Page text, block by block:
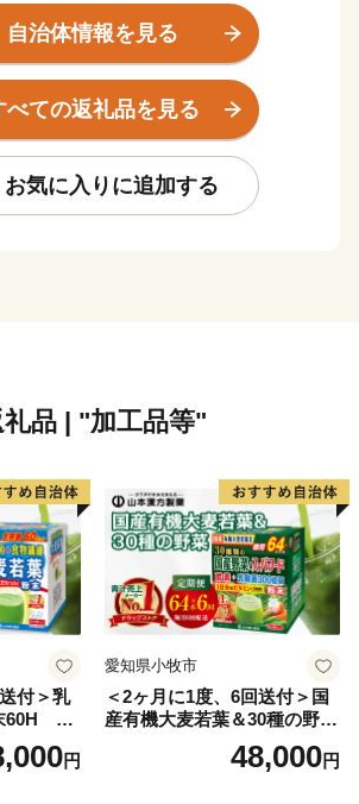
返礼品を差し上げております。
添市の魅力を感じていただけると幸い
添市外在住の方に限らせていただきま
自治体情報を見る
べての返礼品を見る
お気に入りに追加する
品 | "加工品等"
付＞乳
60H 山
円
愛知県小牧市
＜2ヶ月に1度、6回送付＞国
産有機大麦若葉＆30種の野
菜 山本漢方 定期便
48,000円